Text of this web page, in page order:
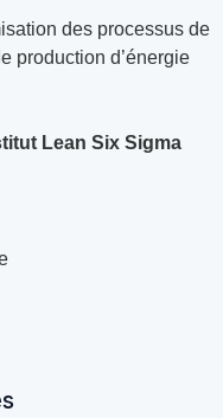
des processus de
production d’énergie
Lean Six Sigma